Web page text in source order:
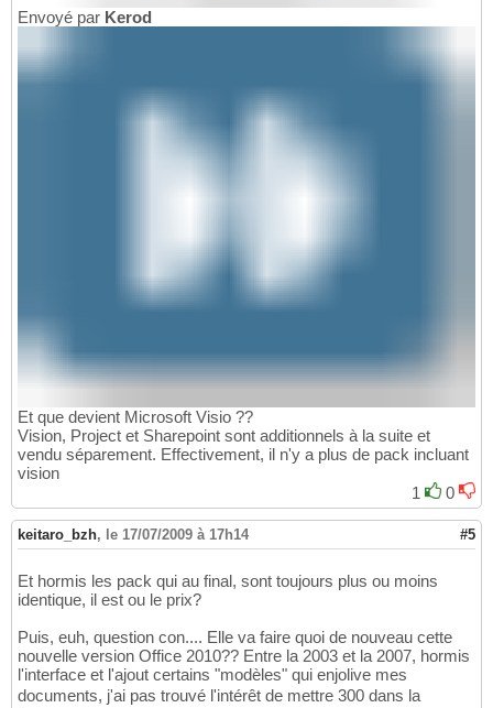
Envoyé par Kerod
Et que devient Microsoft Visio ??
Vision, Project et Sharepoint sont additionnels à la suite et
vendu séparement. Effectivement, il n'y a plus de pack incluant
vision
1
0
keitaro_bzh, le 17/07/2009 à 17h14 #5
Et hormis les pack qui au final, sont toujours plus ou moins
identique, il est ou le prix?
Puis, euh, question con.... Elle va faire quoi de nouveau cette
nouvelle version Office 2010?? Entre la 2003 et la 2007, hormis
l'interface et l'ajout certains "modèles" qui enjolive mes
documents, j'ai pas trouvé l'intérêt de mettre 300 dans la